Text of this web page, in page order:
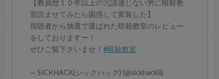
【教員歴１０年以上の冗談通じない男に暗殺教
室読ませてみたら困惑して変装した】
視聴者から抽選で選ばれた暗殺教室のレビュー
をしておりますー！
ぜひご覧下さいませ！#暗殺教室
— SICKHACK(シックハック) (@sickhack8)